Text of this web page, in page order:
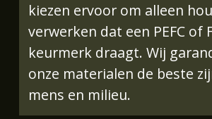
kiezen ervoor om alleen
verwerken dat een PEFC of
keurmerk draagt. Wij
onze materialen de beste
mens en milieu.